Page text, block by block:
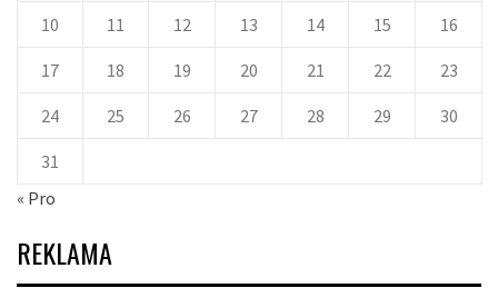
10 11 12 13 14 15 16
17 18 19 20 21 22 23
24 25 26 27 28 29 30
31
« Pro
REKLAMA